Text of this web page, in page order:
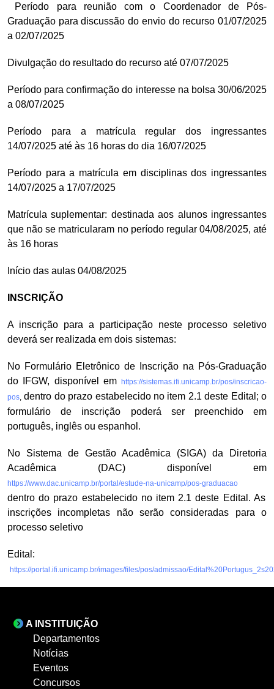
Período para reunião com o Coordenador de Pós-
Graduação para discussão do envio do recurso 01/07/2025
a 02/07/2025
Divulgação do resultado do recurso até 07/07/2025
Período para confirmação do interesse na bolsa 30/06/2025
a 08/07/2025
Período para a matrícula regular dos ingressantes
14/07/2025 até às 16 horas do dia 16/07/2025
Período para a matrícula em disciplinas dos ingressantes
14/07/2025 a 17/07/2025
Matrícula suplementar: destinada aos alunos ingressantes
que não se matricularam no período regular 04/08/2025, até
às 16 horas
Início das aulas 04/08/2025
INSCRIÇÃO
A inscrição para a participação neste processo seletivo
deverá ser realizada em dois sistemas:
No Formulário Eletrônico de Inscrição na Pós-Graduação
do IFGW, disponível em
https://sistemas.ifi.unicamp.br/pos/inscricao-
pos, dentro do prazo estabelecido no item 2.1 deste Edital; o
formulário de inscrição poderá ser preenchido em
português, inglês ou espanhol.
No Sistema de Gestão Acadêmica (SIGA) da Diretoria
Acadêmica (DAC) disponível em
https://www.dac.unicamp.br/portal/estude-na-unicamp/pos-graduacao
dentro do prazo estabelecido no item 2.1 deste Edital. As
inscrições incompletas não serão consideradas para o
processo seletivo
Edital:
https://portal.ifi.unicamp.br/images/files/pos/admissao/
A INSTITUIÇÃO
Departamentos
Notícias
Eventos
Concursos